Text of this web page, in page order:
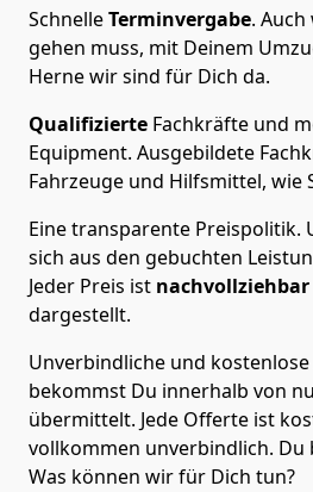
SchnelleTerminvergabe. Auch
gehen muss, mit Deinem
Herne wir sind für Dich da.
Qualifizierte Fachkräfte und
Equipment. Ausgebildete
Fahrzeuge und Hilfsmittel, wie
Eine transparente Preispolitik.
sich aus den gebuchten
Jeder Preis ist nachvollziehbar
dargestellt.
Unverbindliche und
bekommst Du innerhalb von
übermittelt. Jede Offerte ist
vollkommen unverbindlich. Du
Was können wir für Dich tun?